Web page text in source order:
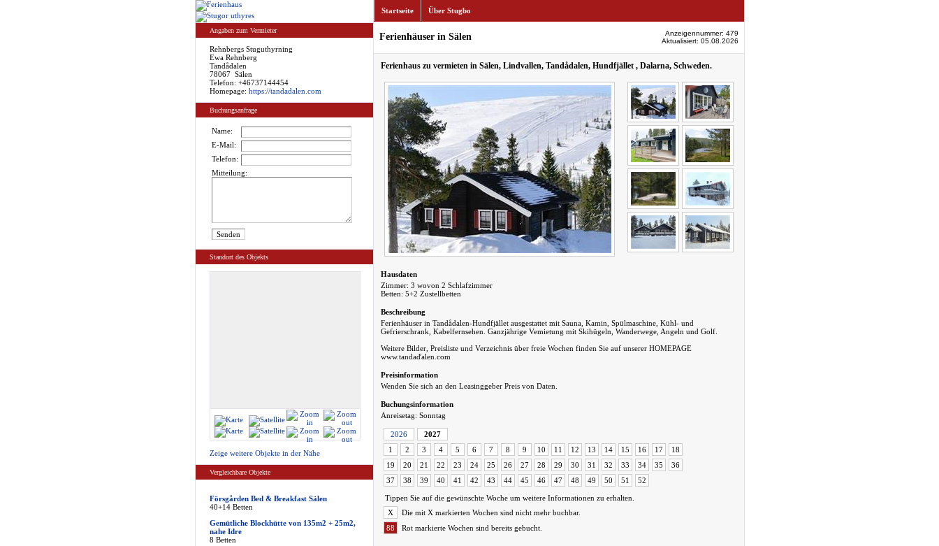
Angaben zum Vermieter
Rehnbergs Stuguthyrning
Ewa Rehnberg
Tandådalen
78067 Sälen
Telefon: +46737144454
Homepage: https://tandadalen.com
Buchungsanfrage
Name:
E-Mail:
Telefon:
Mitteilung:
Standort des Objekts
Zeige weitere Objekte in der Nähe
Vergleichbare Objekte
Försgården Bed & Breakfast Sälen
40+14 Betten
Gemütliche Blockhütte von 135m2 + 25m2,
nahe Idre
8 Betten
Startseite Über Stugbo
Ferienhäuser in Sälen
Anzeigennummer: 479
Aktualisiert: 05.08.2026
Ferienhaus zu vermieten in Sälen, Lindvallen, Tandådalen, Hundfjället , Dalarna, Schweden.
Hausdaten
Zimmer: 3 wovon 2 Schlafzimmer
Betten: 5+2 Zustellbetten
Beschreibung
Ferienhäuser in Tandådalen-Hundfjället ausgestattet mit Sauna, Kamin, Spülmaschine, Kühl- und
Gefrierschrank, Kabelfernsehen. Ganzjährige Vemietung mit Skihügeln, Wanderwege, Angeln und Golf.
Weitere Bilder, Preisliste und Verzeichnis über freie Wochen finden Sie auf unserer HOMEPAGE
www.tandaďalen.com
Preisinformation
Wenden Sie sich an den Leasinggeber Preis von Daten.
Buchungsinformation
Anreisetag: Sonntag
2026
2027
1
2 3 4 5 6 7 8 9 10 11 12 13 14 15 16 17
18
19
20 21 22 23 24 25 26 27 28 29 30 31 32 33 34 35
36
37
38 39 40 41 42 43 44 45 46 47 48 49 50 51 52
Tippen Sie auf die gewünschte Woche um weitere Informationen zu erhalten.
X
Die mit X markierten Wochen sind nicht mehr buchbar.
88
Rot markierte Wochen sind bereits gebucht.